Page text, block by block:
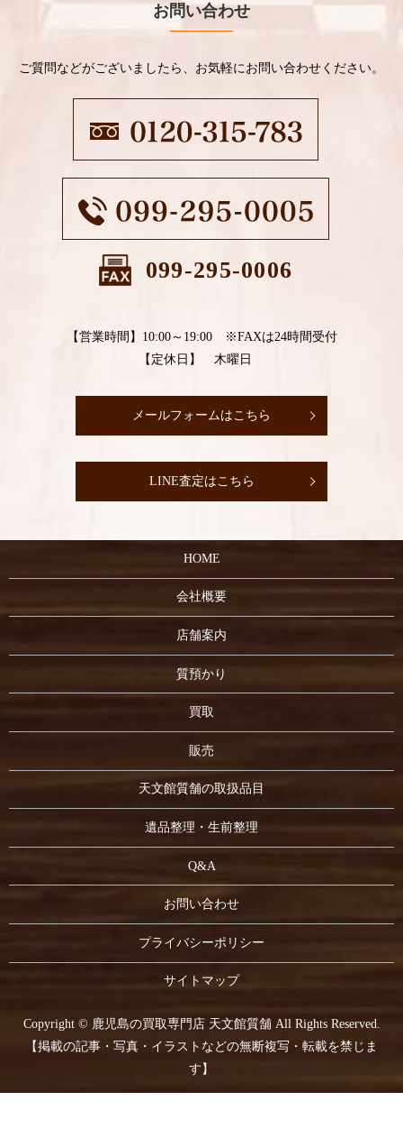
お問い合わせ
ご質問などがございましたら、お気軽にお問い合わせください。
099-295-0006
【営業時間】10:00～19:00 ※FAXは24時間受付
【定休日】 木曜日
メールフォームはこちら
LINE査定はこちら
HOME
会社概要
店舗案内
質預かり
買取
販売
天文館質舗の取扱品目
遺品整理・生前整理
Q&A
お問い合わせ
プライバシーポリシー
サイトマップ
Copyright © 鹿児島の買取専門店 天文館質舗 All Rights Reserved.
【掲載の記事・写真・イラストなどの無断複写・転載を禁じま
す】